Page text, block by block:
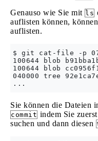
Genauso wie Sie mit ls
auflisten können,
auflisten.
$ git cat-file -p
100644 blob
100644 blob
040000 tree
Sie können die Dateien
commit indem Sie
suchen und dann diesen